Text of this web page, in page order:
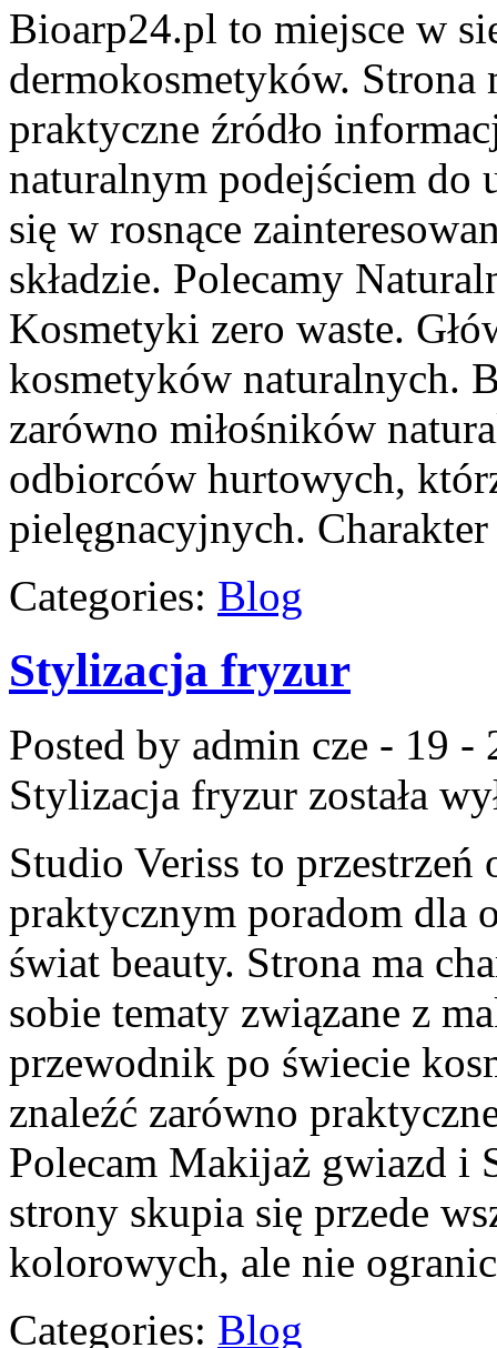
Bioarp24.pl to miejsce w
dermokosmetyków. Strona
praktyczne źródło
naturalnym podejściem do
się w rosnące
składzie. Polecamy
Kosmetyki zero waste.
kosmetyków naturalnych.
zarówno miłośników
odbiorców hurtowych,
pielęgnacyjnych.
Categories: Blog
Stylizacja fryzur
Posted by admin cze - 19 -
Stylizacja fryzur została
Studio Veriss to
praktycznym poradom dla
świat beauty. Strona ma
sobie tematy związane z
przewodnik po świecie
znaleźć zarówno
Polecam Makijaż gwiazd i
strony skupia się przede
kolorowych, ale nie
Categories: Blog